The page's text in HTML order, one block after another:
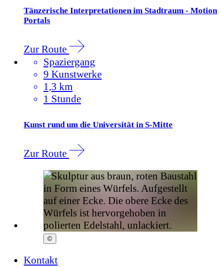
Tänzerische Interpretationen im Stadtraum - Motion
Portals
Zur Route
Spaziergang
9 Kunstwerke
1,3 km
1 Stunde
Kunst rund um die Universität in S-Mitte
Zur Route
©
Kontakt